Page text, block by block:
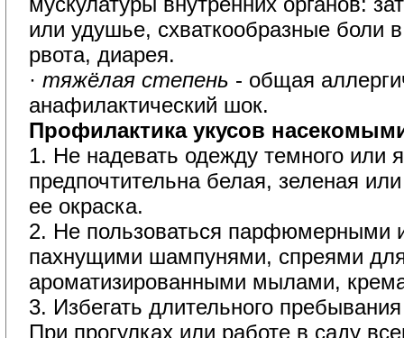
или удушье, схваткообразные боли
рвота, диарея.
· тяжёлая степень - общая
анафилактический шок.
Профилактика укусов
1. Не надевать одежду темного или
предпочтительна белая, зеленая
ее окраска.
2. Не пользоваться парфюмерными
пахнущими шампунями, спреями
ароматизированными мылами,
3. Избегать длительного
При прогулках или работе в саду